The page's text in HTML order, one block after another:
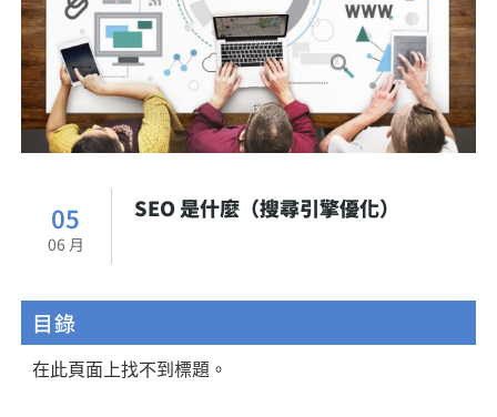
05
06 月
SEO 是什麼（搜尋引擎優化）
目錄
在此頁面上找不到標題。